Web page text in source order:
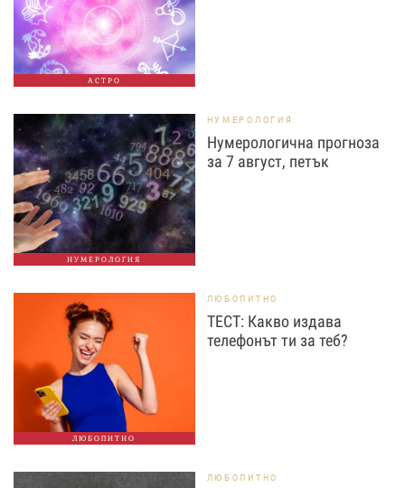
АСТРО
НУМЕРОЛОГИЯ
НУМЕРОЛОГИЯ
Нумерологична прогноза
за 7 август, петък
ЛЮБОПИТНО
ЛЮБОПИТНО
ТЕСТ: Какво издава
телефонът ти за теб?
ЛЮБОПИТНО